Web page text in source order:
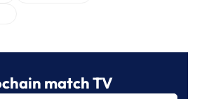
match TV